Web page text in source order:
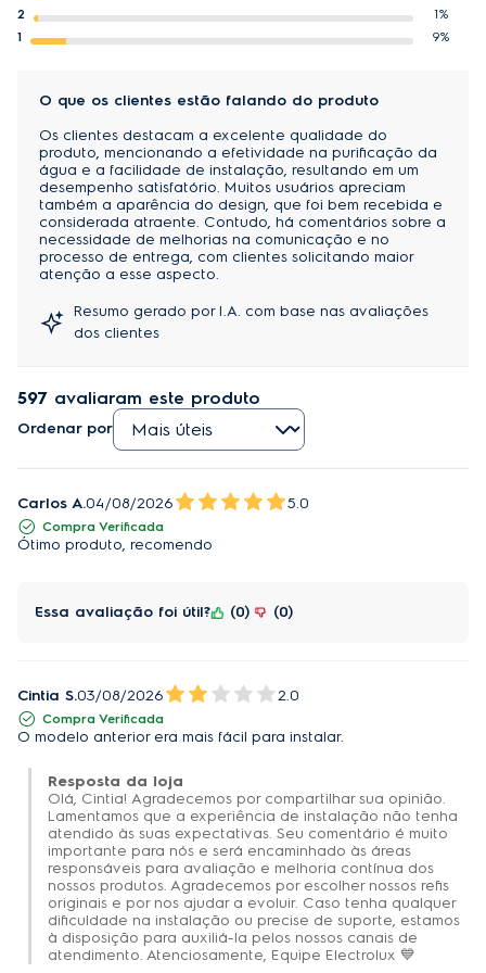
Compatibilidade
Purificadores de Água Electrolux PC41B, PC41X,
Atenção!
O chamado refil compatível não é testado e
aprovado pela Electrolux e coloca em risco tanto a
qualidade da água que você toma como a vida útil
e desempenho do seu Purificador Electrolux. Fique
atento!
compatibilidade.
O material da embalagem é reciclável, procure
separá-lo corretamente para coleta e tratamento
adequado. O filtro/refil é feito de material orgânico e
reciclável, podendo ser descartado como plástico
para que sua reciclagem seja avaliada
posteriormente.
Electrolux.
2
1%
1
9%
O que os clientes estão falando do produto
Os clientes destacam a excelente qualidade do
produto, mencionando a efetividade na purificação da
água e a facilidade de instalação, resultando em um
desempenho satisfatório. Muitos usuários apreciam
também a aparência do design, que foi bem recebida e
considerada atraente. Contudo, há comentários sobre a
necessidade de melhorias na comunicação e no
processo de entrega, com clientes solicitando maior
atenção a esse aspecto.
Resumo gerado por I.A. com base nas avaliações
dos clientes
597 avaliaram este produto
Ordenar por
Carlos A.04/08/2026 5.0
Compra Verificada
Ótimo produto, recomendo
Essa avaliação foi útil? 0 0
Cintia S.03/08/2026 2.0
Compra Verificada
O modelo anterior era mais fácil para instalar.
Resposta da loja
Olá, Cintia! Agradecemos por compartilhar sua opinião.
Lamentamos que a experiência de instalação não tenha
atendido às suas expectativas. Seu comentário é muito
importante para nós e será encaminhado às áreas
responsáveis para avaliação e melhoria contínua dos
nossos produtos. Agradecemos por escolher nossos refis
originais e por nos ajudar a evoluir. Caso tenha qualquer
dificuldade na instalação ou precise de suporte, estamos
à disposição para auxiliá-la pelos nossos canais de
atendimento. Atenciosamente, Equipe Electrolux 💙